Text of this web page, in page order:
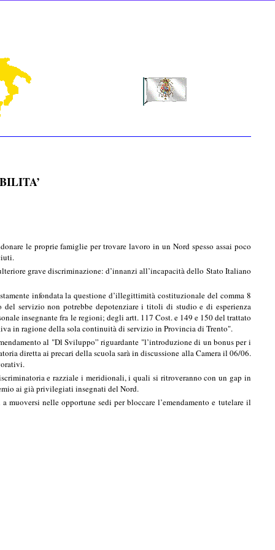
le proprie famiglie per trovare lavoro in un Nord spesso assai poco
grave discriminazione: d’innanzi all’incapacità dello Stato Italiano
infondata la questione d’illegittimità costituzionale del comma 8
servizio non potrebbe depotenziare i titoli di studio e di esperienza
insegnante fra le regioni; degli artt. 117 Cost. e 149 e 150 del trattato
in ragione della sola continuità di servizio in Provincia di Trento".
al "Dl Sviluppo” riguardante "l’introduzione di un bonus per i
diretta ai precari della scuola sarà in discussione alla Camera il 06/06.
e razziale i meridionali, i quali si ritroveranno con un gap in
ai già privilegiati insegnati del Nord.
nelle opportune sedi per bloccare l’emendamento e tutelare il